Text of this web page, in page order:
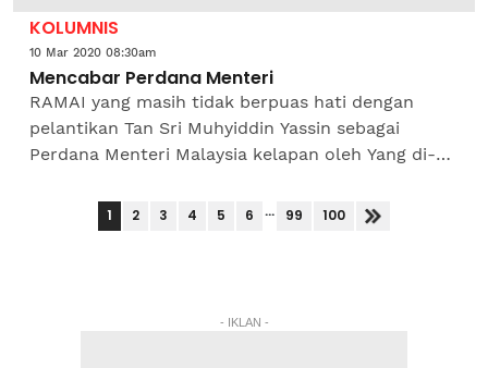
KOLUMNIS
10 Mar 2020 08:30am
Mencabar Perdana Menteri
RAMAI yang masih tidak berpuas hati dengan
pelantikan Tan Sri Muhyiddin Yassin sebagai
Perdana Menteri Malaysia kelapan oleh Yang di-
Muhyiddin sebagai Perdana...
1 2 3 4 5 6 ... 99 100
- IKLAN -